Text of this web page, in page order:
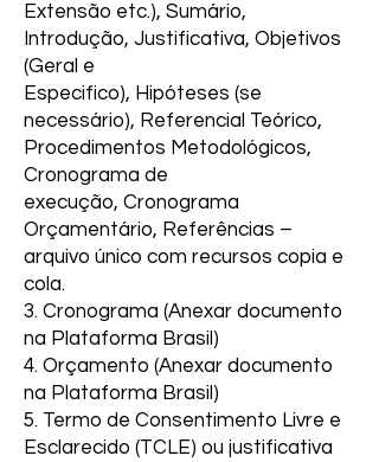
Extensão etc.), Sumário,
Introdução, Justificativa, Objetivos
(Geral e
Especifico), Hipóteses (se
necessário), Referencial Teórico,
Procedimentos Metodológicos,
Cronograma de
execução, Cronograma
Orçamentário, Referências –
arquivo único com recursos copia e
cola.
3. Cronograma (Anexar documento
na Plataforma Brasil)
4. Orçamento (Anexar documento
na Plataforma Brasil)
5. Termo de Consentimento Livre e
Esclarecido (TCLE) ou justificativa